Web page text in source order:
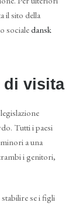
il sito della
socialedansk
di visita
Tutti i paesi
a una
i genitori,
se i figli